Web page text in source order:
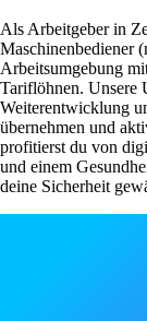
Als Arbeitgeber in
Maschinenbediener
Arbeitsumgebung
Tariflöhnen. Unsere
Weiterentwicklung
übernehmen und
profitierst du von
und einem
deine Sicherheit